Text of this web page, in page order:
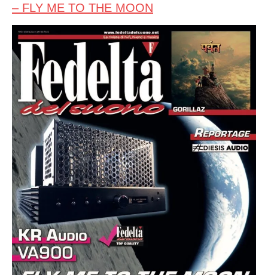
– FLY ME TO THE MOON